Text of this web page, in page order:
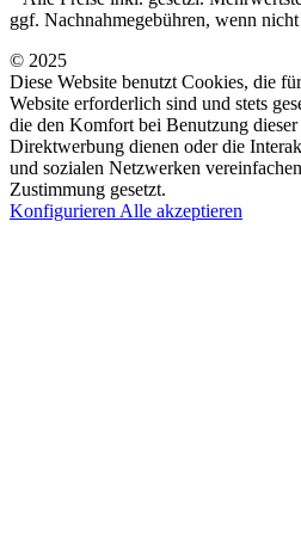
ggf. Nachnahmegebühren, wenn nicht
© 2025
Diese Website benutzt Cookies, die
Website erforderlich sind und stets
die den Komfort bei Benutzung dieser
Direktwerbung dienen oder die
und sozialen Netzwerken
Zustimmung gesetzt.
Konfigurieren Alle akzeptieren